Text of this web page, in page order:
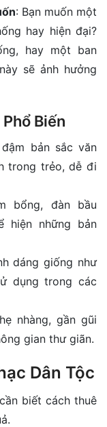
: Bạn muốn một
hay hiện đại?
hay một ban
sẽ ảnh hưởng
Biến
bản sắc văn
trong trẻo, dễ đi
bổng, đàn bầu
hiện những bản
dáng giống như
dụng trong các
nhàng, gần gũi
gian thư giãn.
Dân Tộc
biết cách thuê